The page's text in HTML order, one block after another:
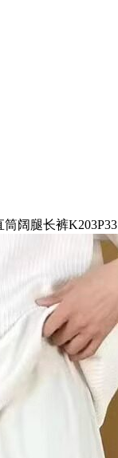
阔腿长裤K203P33